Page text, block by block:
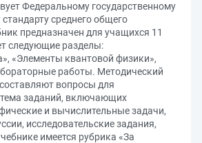
Федеральному государственному
среднего общего
предназначен для учащихся 11
следующие разделы:
«Элементы квантовой физики»,
работы. Методический
вопросы для
заданий, включающих
и вычислительные задачи,
исследовательские задания,
имеется рубрика «За